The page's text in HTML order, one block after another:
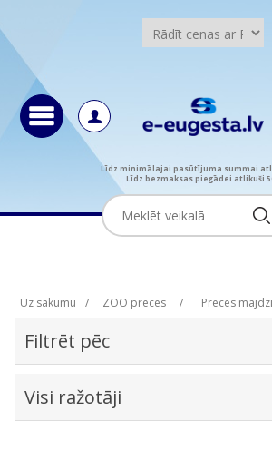
Līdz minimālajai pasūtījuma summai
Līdz bezmaksas piegādei atlikuši
Uz sākumu / ZOO preces / Preces
Filtrēt pēc
Visi ražotāji